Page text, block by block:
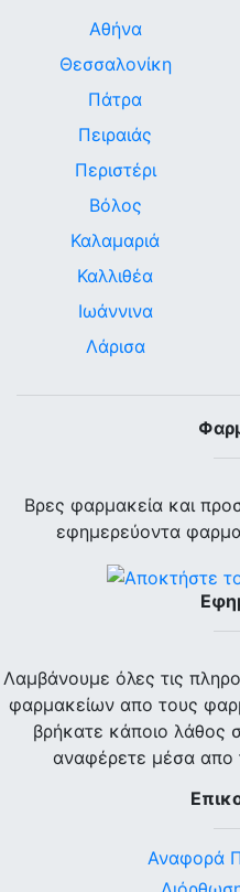
Αθήνα
Θεσσαλονίκη
Πάτρα
Πειραιάς
Περιστέρι
Βόλος
Καλαμαριά
Καλλιθέα
Ιωάννινα
Λάρισα
Βρες φαρμακεία και
εφημερεύοντα
Λαμβάνουμε όλες τις
φαρμακείων απο τους
βρήκατε κάποιο λάθος
αναφέρετε μέσα απο
Αναφορά